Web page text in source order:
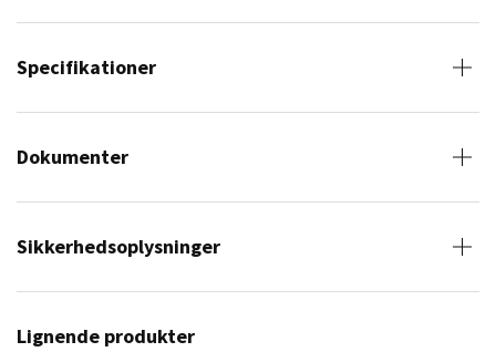
Specifikationer
Dokumenter
Sikkerhedsoplysninger
Lignende produkter